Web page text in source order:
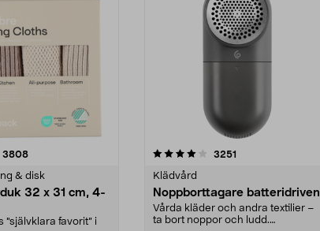
3808recensioner
& disk
32 x 31 cm, 4-
"självklara favorit” i
5 stjärnor 3251
Klädvård
Noppborttagare batteridriven
Vårda kläder och andra textilier –
ta bort noppor och ludd.
4.5av 5 stjärnor